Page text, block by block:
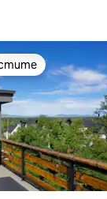
избор на гостите